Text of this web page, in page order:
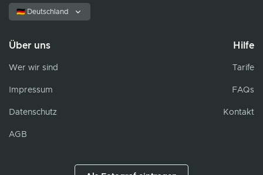
🇩🇪 Deutschland
Über uns
Wer wir sind
Impressum
Datenschutz
AGB
Hilfe
Tarife
FAQs
Kontakt